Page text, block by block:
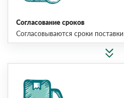
Согласование сроков
Согласовываются сроки поставки